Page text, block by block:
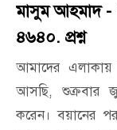
মাসুম আহমাদ -
৪৬৪০. প্রশ্ন
আমাদের এলাকায়
আসছি, শুক্রবার
করেন। বয়ানের